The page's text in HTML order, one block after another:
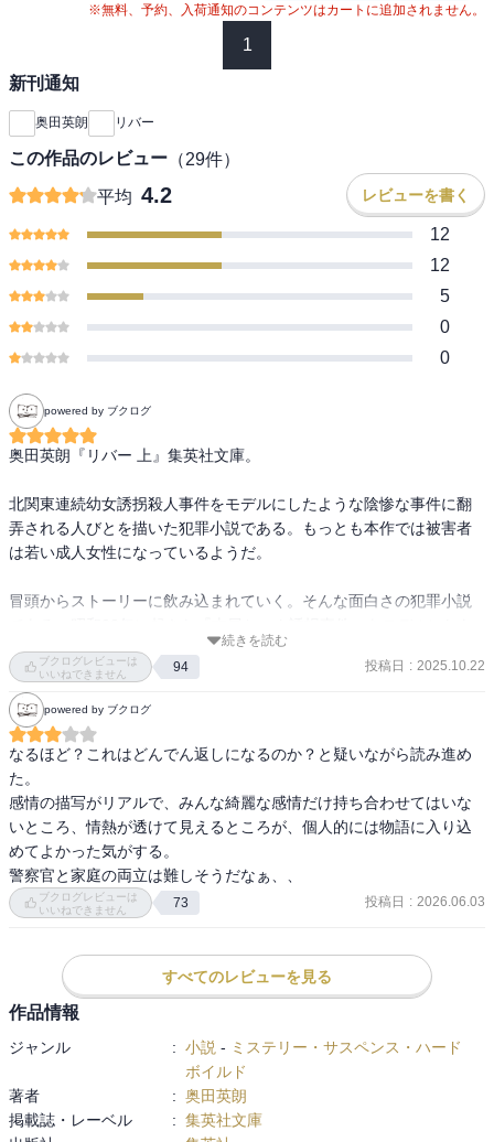
※無料、予約、入荷通知のコンテンツはカートに追加されません。
1
新刊通知
奥田英朗 リバー
この作品のレビュー （29件）
平均 4.2 レビューを書く
12
12
5
0
0
powered by ブクログ
奥田英朗『リバー 上』集英社文庫。
北関東連続幼女誘拐殺人事件をモデルにしたような陰惨な事件に翻
弄される人びとを描いた犯罪小説である。もっとも本作では被害者
は若い成人女性になっているようだ。
冒頭からストーリーに飲み込まれていく。そんな面白さの犯罪小説
犯罪小説の『罪の轍』に匹敵するか、それを凌駕する面白さであ
る。
前半から描かれる10年ぶりに群馬の工場で期間工として働く刈谷文
彦という32歳の男は如何にも怪しいのだが、これは読者のミスリー
ドを誘う仕掛けだろうか。それとも……
群馬県桐生市と栃木県足利市を流れる渡良瀬川の河川敷で相次いで
若い女性の全裸遺体が発見される。それは10年前の未解決連続殺人
事件と酷似した手口であり、街は騒然となる。
た被害者は21歳の渡辺沙也加で、2人とも事件直前にマッチングアプ
リで知り合った男性と援助交際でホテルに入っていた。しかし、2人
とホテルに入った男性はいずれもシロだった。
新たに起きた凶悪事件を巡り、かつて容疑をかけられたが証拠不十
分で釈放された池田清、その容疑者の取り調べを担当した元刑事の
滝本誠司、10年前に娘を殺害されてから執念深く犯人捜しを続ける
写真店を営む父親の松岡芳邦、大事件の発生に血気に逸る若手新聞
続きを読む
ブクログレビューは
いいねできません
94 投稿日 : 2025.10.22
powered by ブクログ
なるほど？これはどんでん返しになるのか？と疑いながら読み進め
た。
感情の描写がリアルで、みんな綺麗な感情だけ持ち合わせてはいな
いところ、情熱が透けて見えるところが、個人的には物語に入り込
めてよかった気がする。
警察官と家庭の両立は難しそうだなぁ、、
ブクログレビューは
いいねできません
73 投稿日 : 2026.06.03
すべてのレビューを見る
作品情報
ジャンル : 小説 - ミステリー・サスペンス・ハード
ボイルド
著者
: 奥田英朗
掲載誌・レーベル
: 集英社文庫